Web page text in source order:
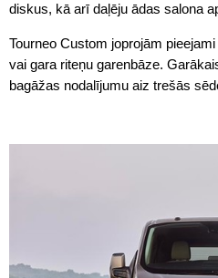
diskus, kā arī daļēju ādas salona
Tourneo Custom joprojām
vai gara riteņu garenbāze.
bagāžas nodalījumu aiz trešās